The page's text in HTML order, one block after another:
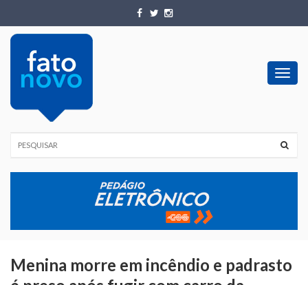
Menina morre em incêndio e padrasto